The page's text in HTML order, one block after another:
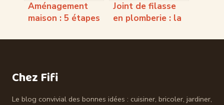
Aménagement
maison : 5 étapes
transformer votre
Joint de filasse
en plomberie : la
une étanchéité
Chez Fifi
Le blog convivial des bonnes idées : cuisiner, bricoler, jardiner,